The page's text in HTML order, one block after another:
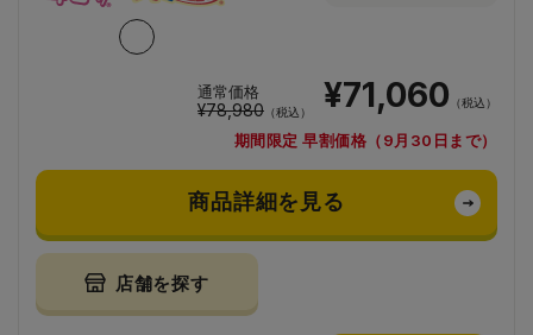
通常価格
¥78,980 （税込） ¥71,060 （税込）
期間限定 早割価格（9月30日まで）
商品詳細を見る
店舗を探す